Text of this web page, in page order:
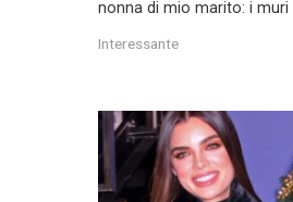
nonna di mio marito: i muri
Interessante